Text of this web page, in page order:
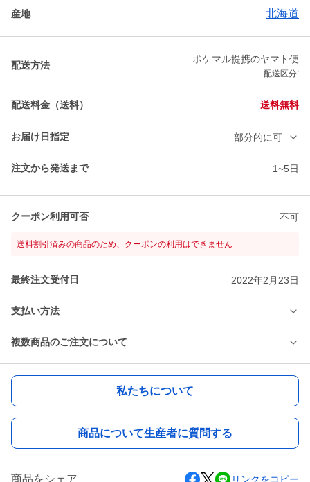
産地 北海道
配送方法
ポケマル提携のヤマト便
配送区分:
配送料金（送料） 送料無料
お届け日指定 部分的に可
注文から発送まで 1~5日
クーポン利用可否 不可
送料割引済みの商品のため、クーポンの利用はできません
最終注文受付日 2022年2月23日
支払い方法
複数商品のご注文について
私たちについて
商品について生産者に質問する
商品をシェア リンクをコピー